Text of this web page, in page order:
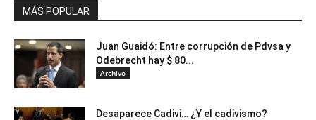
MÁS POPULAR
Juan Guaidó: Entre corrupción de Pdvsa y
Odebrecht hay $ 80...
Archivo
Desaparece Cadivi… ¿Y el cadivismo?